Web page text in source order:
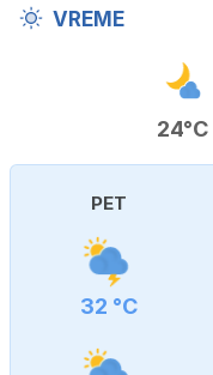
VREME
24°C
PET
32 °C